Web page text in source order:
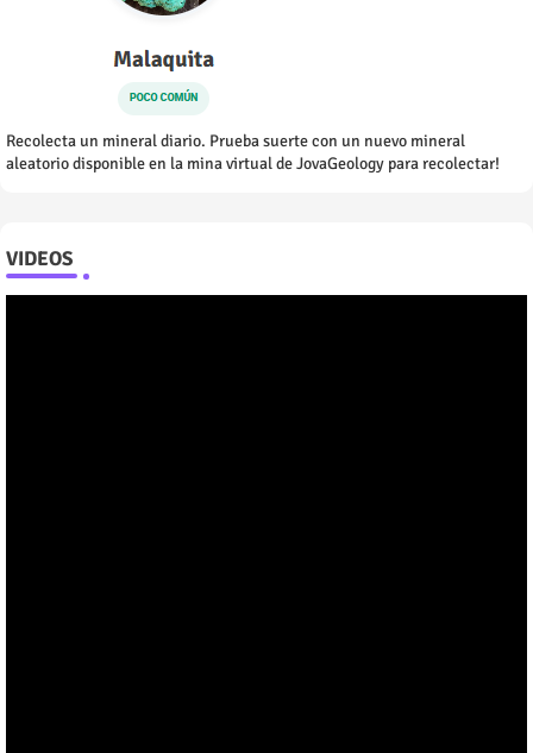
Recolecta un mineral diario. Prueba suerte con un nuevo mineral
aleatorio disponible en la mina virtual de JovaGeology para recolectar!
VIDEOS